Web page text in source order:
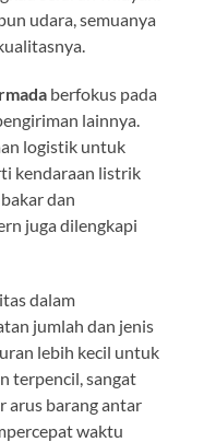
udara, semuanya
berfokus pada
lainnya.
logistik untuk
kendaraan listrik
dan
juga dilengkapi
dalam
jumlah dan jenis
lebih kecil untuk
terpencil, sangat
arus barang antar
waktu